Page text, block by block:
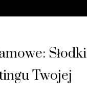
Słodki
Twojej